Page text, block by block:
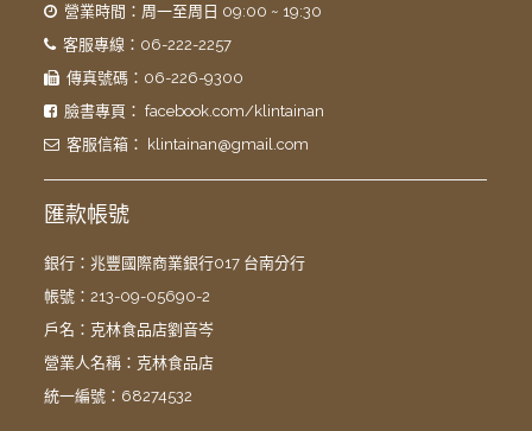
營業時間：周一至周日 09:00 ~ 19:30
客服專線：06-222-2257
傳真號碼：06-226-9300
臉書專頁：facebook.com/klintainan
客服信箱：
klintainan@gmail.com
匯款帳號
銀行：兆豐國際商業銀行017 台南分行
帳號：213-09-05690-2
戶名：克林食品店劉音岑
營業人名稱：克林食品店
統一編號：68274532